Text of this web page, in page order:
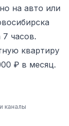
на авто или
часов.
квартиру
₽ в месяц.
каналы